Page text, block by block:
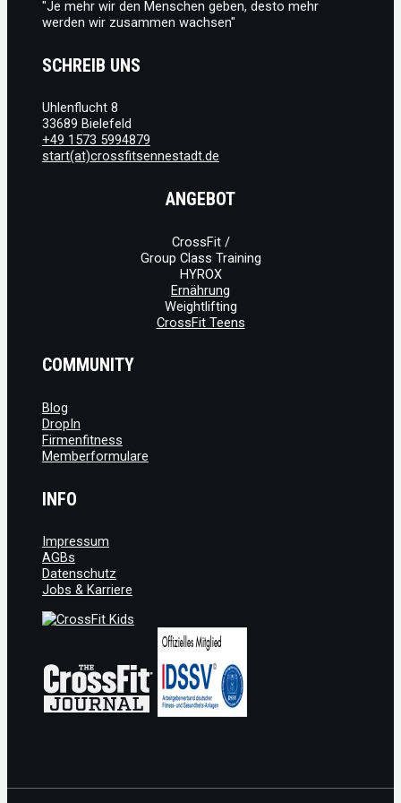
"Je mehr wir den Menschen geben, desto mehr
werden wir zusammen wachsen"
SCHREIB UNS
Uhlenflucht 8
33689 Bielefeld
+49 1573 5994879
start(at)crossfitsennestadt.de
ANGEBOT
CrossFit /
Group Class Training
HYROX
Ernährung
Weightlifting
CrossFit Teens
COMMUNITY
Blog
DropIn
Firmenfitness
Memberformulare
INFO
Impressum
AGBs
Datenschutz
Jobs & Karriere